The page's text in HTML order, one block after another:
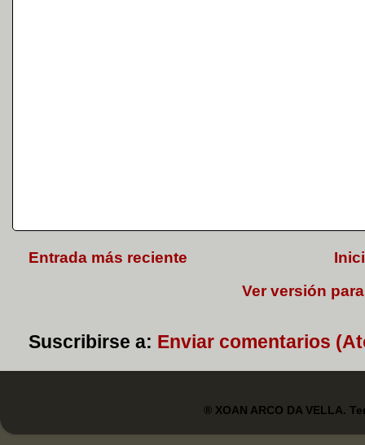
Entrada más reciente
Ver versión
Suscribirse a: Enviar comentarios
® XOAN ARCO DA VELLA.